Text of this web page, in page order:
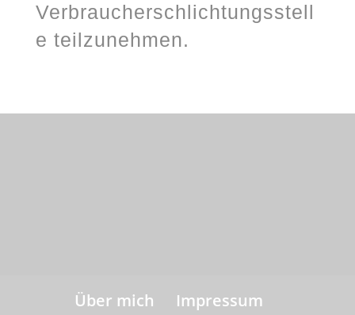
Verbraucherschlichtungsstell
e teilzunehmen.
Über mich Impressum